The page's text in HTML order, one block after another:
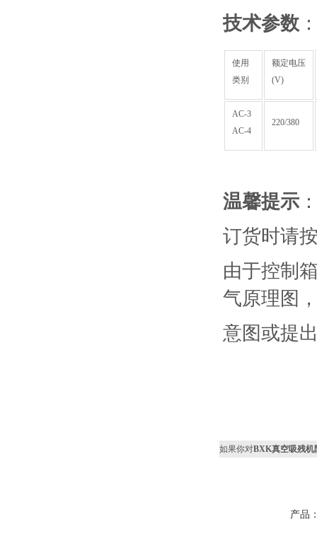
技术参数
使用
类别
额定电压
(V)
AC-3
AC-4
220/380
温馨提示
订货时请
由于控制
气原理图
意图或提
如果你对BXK真空吸残机
产品